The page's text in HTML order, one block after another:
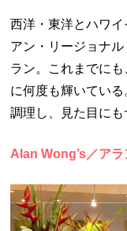
西洋・東洋とハワ
アン・リージョナ
ラン。これまでに
に何度も輝いてい
調理し、見た目にも
Alan Wong’s／ア